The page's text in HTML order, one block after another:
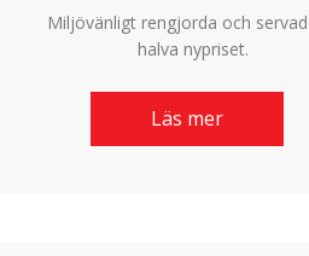
Miljövänligt rengjorda och
halva nypriset.
Läs mer